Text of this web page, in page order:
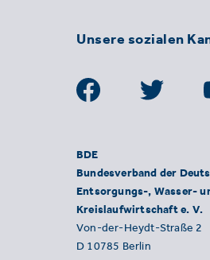
Unsere sozialen
BDE
Bundesverband der
Entsorgungs-, Wasser-
Kreislaufwirtschaft e. V.
Von-der-Heydt-Straße 2
D 10785 Berlin